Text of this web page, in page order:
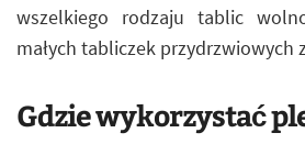
wszelkiego rodzaju tablic
małych tabliczek przydrzwiowych
Gdzie wykorzystać